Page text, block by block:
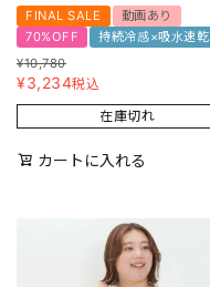
FINAL SALE
動画あり
70%OFF
持続冷感×吸水速乾
¥10,780
¥3,234税込
在庫切れ
カートに入れる